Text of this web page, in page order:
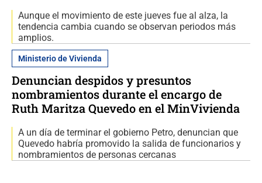
Aunque el movimiento de este jueves fue al alza, la
tendencia cambia cuando se observan periodos más
amplios.
Ministerio de Vivienda
Denuncian despidos y presuntos
nombramientos durante el encargo de
Ruth Maritza Quevedo en el MinVivienda
A un día de terminar el gobierno Petro, denuncian que
Quevedo habría promovido la salida de funcionarios y
nombramientos de personas cercanas